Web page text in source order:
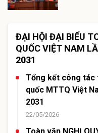
ĐẠI HỘI ĐẠI BIỂU
QUỐC VIỆT NAM
2031
Tổng kết công tác
quốc MTTQ Việt
2031
22/05/2026
Toàn văn NGHỊ